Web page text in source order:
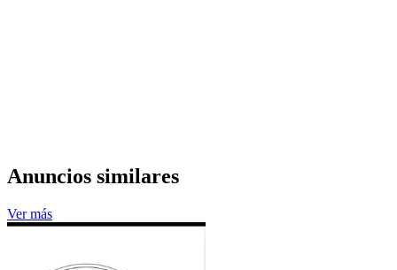
Anuncios similares
Ver más